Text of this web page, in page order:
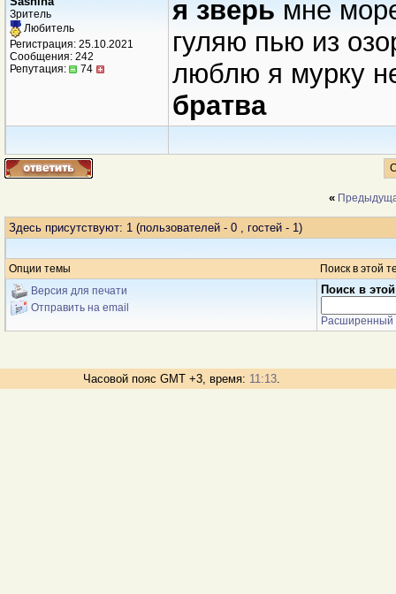
Зритель
Любитель
Регистрация: 25.10.2021
Сообщения: 242
Репутация:
74
я зверь мне
гуляю пью из
люблю я мурку
братва
«
Здесь присутствуют: 1 (пользователей - 0 , гостей - 1)
Опции темы
Поиск в этой
Версия для печати
Отправить на email
Поиск в
Расширенный
Часовой пояс GMT +3, время: 11:13.